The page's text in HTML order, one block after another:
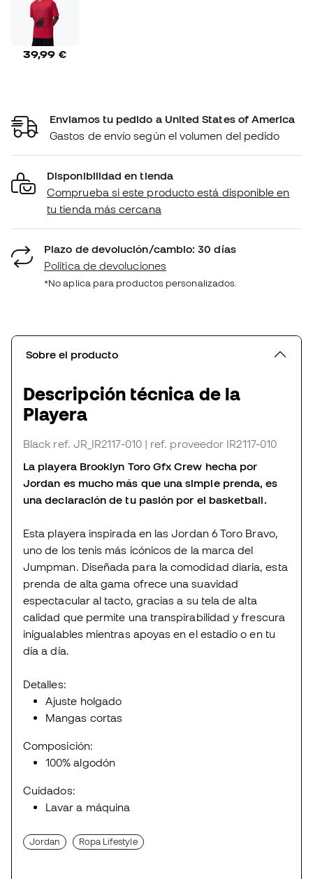
39,99 €
Enviamos tu pedido a United States of America
Gastos de envío según el volumen del pedido
Disponibilidad en tienda
Comprueba si este producto está disponible en
tu tienda más cercana
Plazo de devolución/cambio: 30 días
Política de devoluciones
*No aplica para productos personalizados.
Sobre el producto
Descripción técnica de la
Playera
Black ref. JR_IR2117-010 | ref. proveedor IR2117-010
La playera Brooklyn Toro Gfx Crew hecha por
Jordan es mucho más que una simple prenda, es
una declaración de tu pasión por el basketball.
Esta playera inspirada en las Jordan 6 Toro Bravo,
uno de los tenis más icónicos de la marca del
Jumpman. Diseñada para la comodidad diaria, esta
prenda de alta gama ofrece una suavidad
espectacular al tacto, gracias a su tela de alta
calidad que permite una transpirabilidad y frescura
inigualables mientras apoyas en el estadio o en tu
día a día.
Detalles:
Ajuste holgado
Mangas cortas
Composición:
100% algodón
Cuidados:
Lavar a máquina
Jordan Ropa Lifestyle